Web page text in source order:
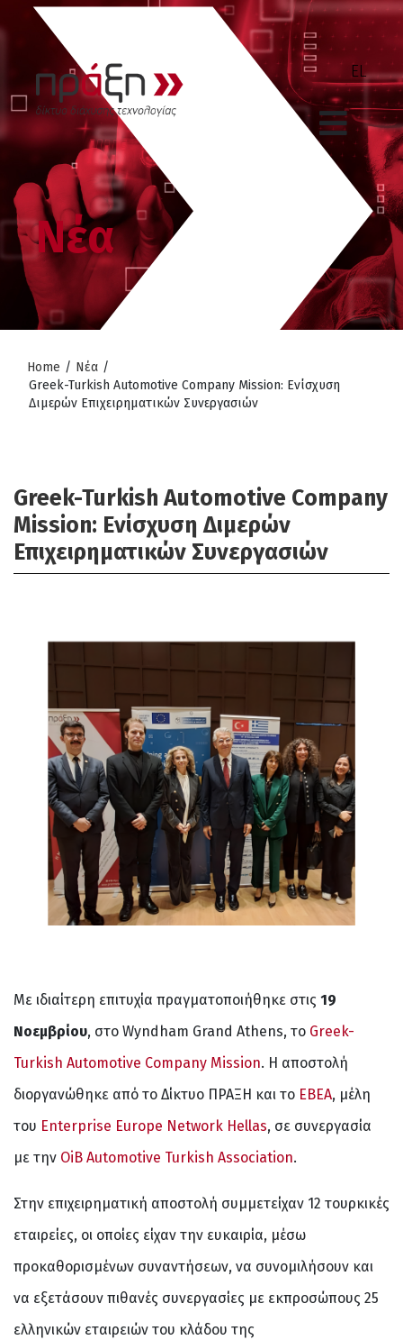
Νέα
Home / Νέα /
Greek-Turkish Automotive Company Mission: Ενίσχυση
Διμερών Επιχειρηματικών Συνεργασιών
Greek-Turkish Automotive Company
Mission: Ενίσχυση Διμερών
Επιχειρηματικών Συνεργασιών
Με ιδιαίτερη επιτυχία πραγματοποιήθηκε στις 19
Νοεμβρίου, στο Wyndham Grand Athens, το Greek-
Turkish Automotive Company Mission. Η αποστολή
διοργανώθηκε από το Δίκτυο ΠΡΑΞΗ και το ΕΒΕΑ, μέλη
του Enterprise Europe Network Hellas, σε συνεργασία
με την OiB Automotive Turkish Association.
Στην επιχειρηματική αποστολή συμμετείχαν 12 τουρκικές
εταιρείες, οι οποίες είχαν την ευκαιρία, μέσω
προκαθορισμένων συναντήσεων, να συνομιλήσουν και
να εξετάσουν πιθανές συνεργασίες με εκπροσώπους 25
ελληνικών εταιρειών του κλάδου της